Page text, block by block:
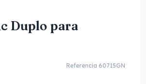
Duplo para
Referencia 60715GN